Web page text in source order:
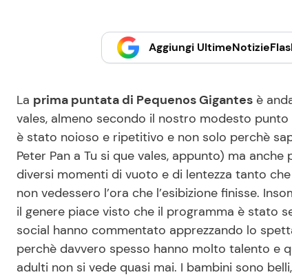
Aggiungi
La prima puntata di Pequenos Gigantes è
vales, almeno secondo il nostro modesto
è stato noioso e ripetitivo e non solo perchè
Peter Pan a Tu si que vales, appunto) ma
diversi momenti di vuoto e di lentezza tanto
non vedessero l’ora che l’esibizione finisse.
il genere piace visto che il programma è stato
social hanno commentato apprezzando lo
perchè davvero spesso hanno molto talento e
adulti non si vede quasi mai. I bambini sono